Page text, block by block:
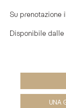
Su prenotazione
Disponibile dalle
UNA